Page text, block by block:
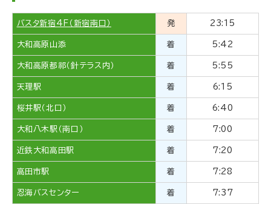
バスタ新宿4F（新宿南口） 発 23:15
大和高原山添 着 5:42
大和高原都祁（針テラス内） 着 5:55
天理駅 着 6:15
桜井駅（北口） 着 6:40
大和八木駅（南口） 着 7:00
近鉄大和高田駅 着 7:20
高田市駅 着 7:28
忍海バスセンター 着 7:37